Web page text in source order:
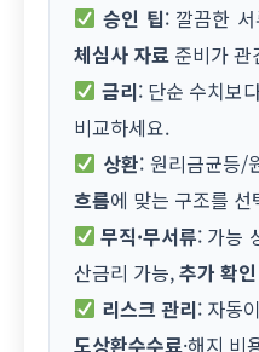
승인 팁: 깔끔한
체심사 자료 준비가 관
금리: 단순 수치보
비교하세요.
상환: 원리금균등/
흐름에 맞는 구조를 선
무직·무서류: 가능
산금리 가능,추가 확인
리스크 관리: 자동
도상환수수료·해지 비